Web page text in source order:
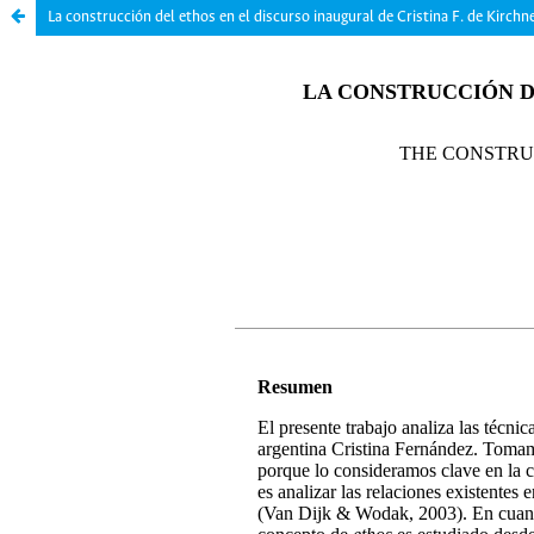
La construcción del ethos en el discurso inaugural de Cristina F. de